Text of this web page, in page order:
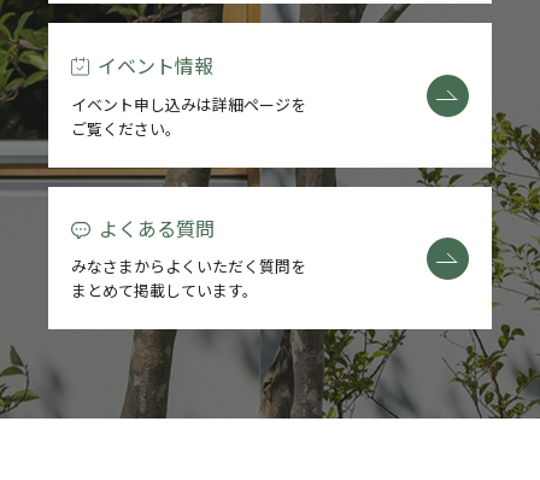
イベント情報
イベント申し込みは詳細ページを
ご覧ください。
よくある質問
みなさまからよくいただく質問を
まとめて掲載しています。